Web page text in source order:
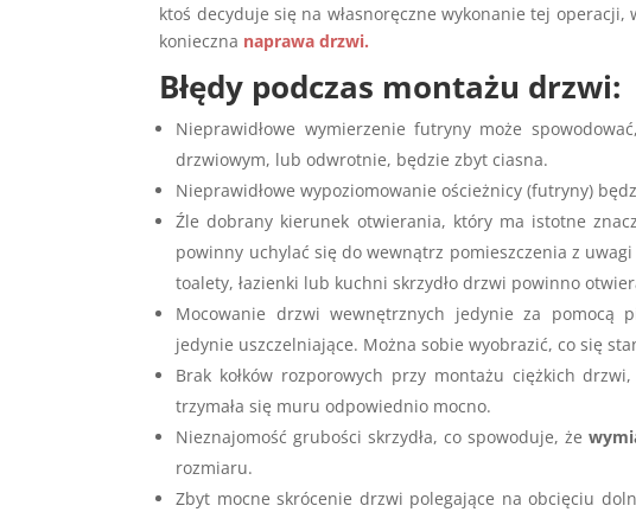
ktoś decyduje się na własnoręczne wykonanie tej
konieczna naprawa drzwi.
Błędy podczas montażu drzwi:
Nieprawidłowe wymierzenie futryny może
drzwiowym, lub odwrotnie, będzie zbyt ciasna.
Nieprawidłowe wypoziomowanie ościeżnicy (futryny)
Źle dobrany kierunek otwierania, który ma istotne
powinny uchylać się do wewnątrz pomieszczenia z
toalety, łazienki lub kuchni skrzydło drzwi powinno
Mocowanie drzwi wewnętrznych jedynie za pomocą
jedynie uszczelniające. Można sobie wyobrazić, co się
Brak kołków rozporowych przy montażu ciężkich
trzymała się muru odpowiednio mocno.
Nieznajomość grubości skrzydła, co spowoduje, że
rozmiaru.
Zbyt mocne skrócenie drzwi polegające na obcięciu